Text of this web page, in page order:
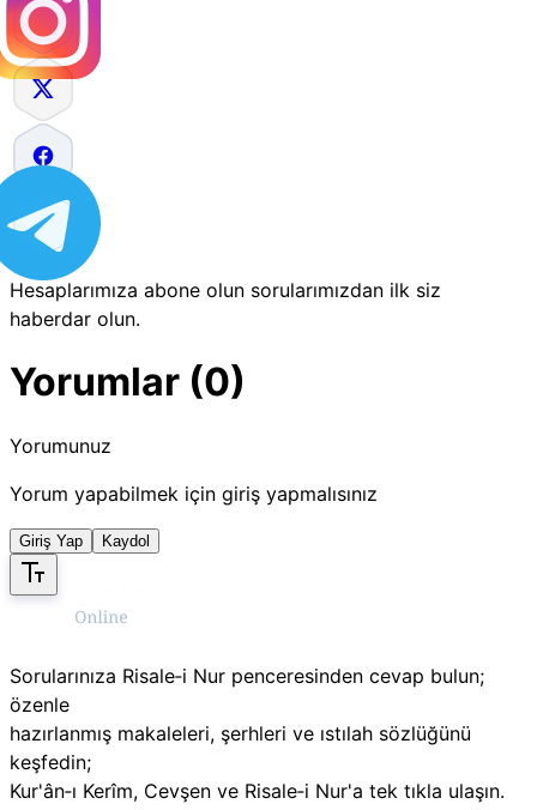
Hesaplarımıza abone olun sorularımızdan ilk siz
haberdar olun.
Yorumlar (0)
Yorumunuz
Yorum yapabilmek için giriş yapmalısınız
Giriş Yap Kaydol
Sorularınıza Risale‑i Nur penceresinden cevap bulun;
özenle
hazırlanmış makaleleri, şerhleri ve ıstılah sözlüğünü
keşfedin;
Kur'ân‑ı Kerîm, Cevşen ve Risale‑i Nur'a tek tıkla ulaşın.